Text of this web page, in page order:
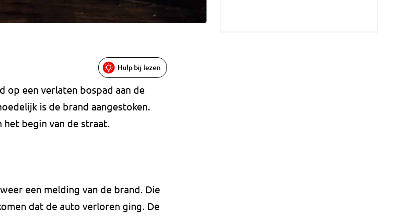
Hulp bij lezen
op een verlaten bospad aan de
is de brand aangestoken.
het begin van de straat.
een melding van de brand. Die
dat de auto verloren ging. De